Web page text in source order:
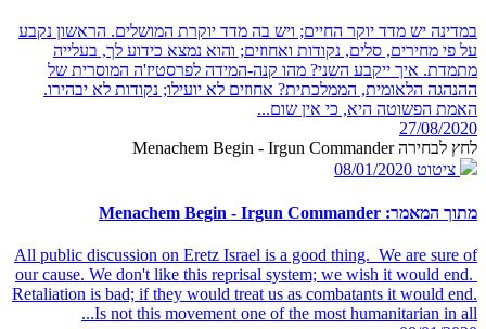
במדינה יש מדד יוקר החיים; ויש בה מדד יוקרת המושלים. הראשון נקבע
על פי מחירים, סלים, נקודות ואחוזים; והוא נמצא כידוע לך, בעלייה
מתמדת. איך ייקבע השני? מהו קנה-המידה לפרסטיז'ה המוסרית של
ההנהגה הלאומית, הממלכתית? אחוזים לא יועילו; נקודות לא יבהירו.
האמת הפשוטה היא, כי אין שום...
27/08/2020
לחץ לבחירה Menachem Begin - Irgun Commander
ציטוט 08/01/2020
מתוך המאמר: Menachem Begin - Irgun Commander
All public discussion on Eretz Israel is a good thing. We are sure of
our cause. We don't like this reprisal system; we wish it would end.
Retaliation is bad; if they would treat us as combatants it would end.
Is not this movement one of the most humanitarian in all...